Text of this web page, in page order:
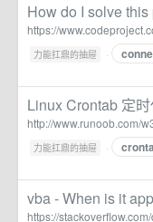
How do I solve
https://
力能扛鼎的抽屉 ·
Linux Crontab 定
http://www.runoob.com/
力能扛鼎的抽屉 ·
vba - When is it
https://